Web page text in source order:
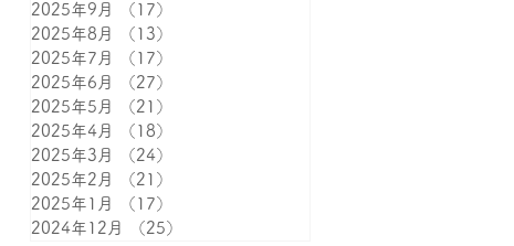
2025年9月
（17）
2025年8月
（13）
2025年7月
（17）
2025年6月
（27）
2025年5月
（21）
2025年4月
（18）
2025年3月
（24）
2025年2月
（21）
2025年1月
（17）
2024年12月
（25）